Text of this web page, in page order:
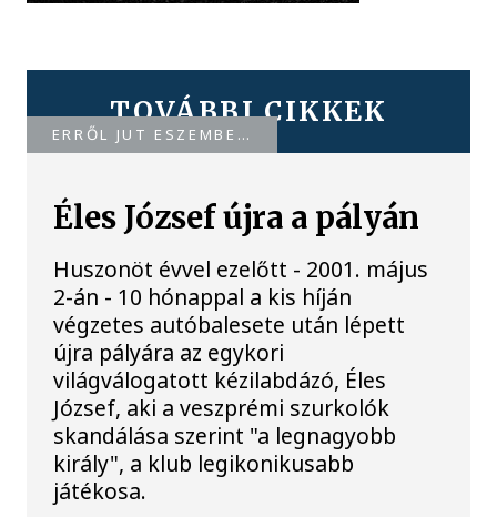
TOVÁBBI CIKKEK
ERRŐL JUT ESZEMBE…
Éles József újra a pályán
Huszonöt évvel ezelőtt - 2001. május
2-án - 10 hónappal a kis híján
végzetes autóbalesete után lépett
újra pályára az egykori
világválogatott kézilabdázó, Éles
József, aki a veszprémi szurkolók
skandálása szerint "a legnagyobb
király", a klub legikonikusabb
játékosa.